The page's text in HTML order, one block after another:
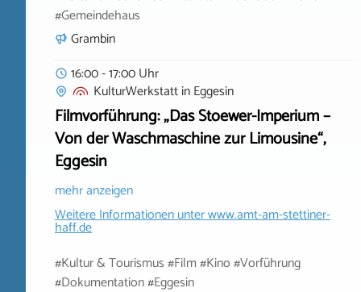
#Gemeindehaus
Grambin
16:00 - 17:00 Uhr
KulturWerkstattinEggesin
Filmvorführung: „Das Stoewer-Imperium –
Von der Waschmaschine zur Limousine“,
Eggesin
mehr anzeigen
Weitere Informationen unterwww.amt-am-stettiner-
haff.de
#Kultur & Tourismus #Film #Kino #Vorführung
#Dokumentation #Eggesin